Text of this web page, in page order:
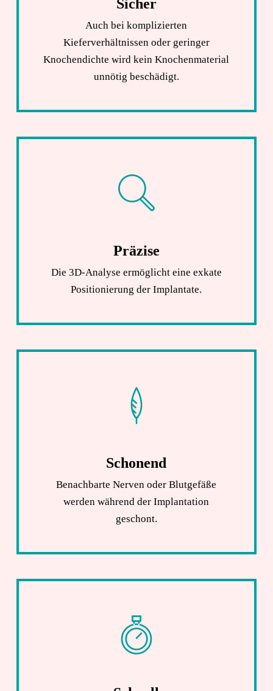
Sicher
Auch bei komplizierten
Kieferverhältnissen oder geringer
Knochendichte wird kein Knochenmaterial
unnötig beschädigt.
Präzise
Die 3D-Analyse ermöglicht eine exkate
Positionierung der Implantate.
Schonend
Benachbarte Nerven oder Blutgefäße
werden während der Implantation
geschont.